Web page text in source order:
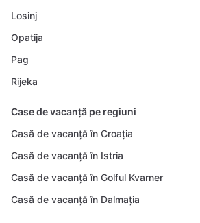
Losinj
Opatija
Pag
Rijeka
Case de vacanță pe regiuni
Casă de vacanță în Croația
Casă de vacanță în Istria
Casă de vacanță în Golful Kvarner
Casă de vacanță în Dalmația